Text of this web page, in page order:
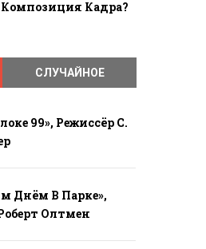
Композиция Кадра?
СЛУЧАЙНОЕ
99», Режиссёр С.
Днём В Парке»,
Олтмен